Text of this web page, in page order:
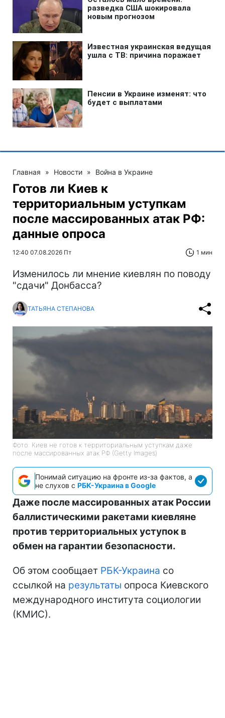
Главная » Новости » Война в Украине
Готов ли Киев к
территориальным уступкам
после массированных атак РФ:
данные опроса
12:40 07.08.2026 Пт 1 мин
Изменилось ли мнение киевлян по поводу
"сдачи" Донбасса?
ТАТЬЯНА СТЕПАНОВА
Фото: Киев не готов к территориальным уступкам даже
после массированных атак РФ (Getty Images)
Понимай ситуацию на фронте из-за фактов, а
не слухов с РБК-Украина в Google
Даже после массированных атак России
баллистическими ракетами киевляне
против территориальных уступок в
обмен на гарантии безопасности.
Об этом сообщает РБК-Украина со
ссылкой на результаты опроса Киевского
международного института социологии
(КМИС).